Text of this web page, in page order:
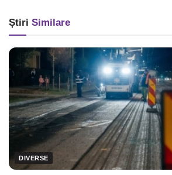
Știri Similare
DIVERSE